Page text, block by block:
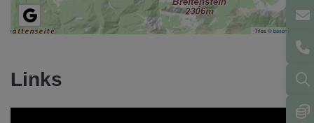
Tiles ©basemap.at
Links